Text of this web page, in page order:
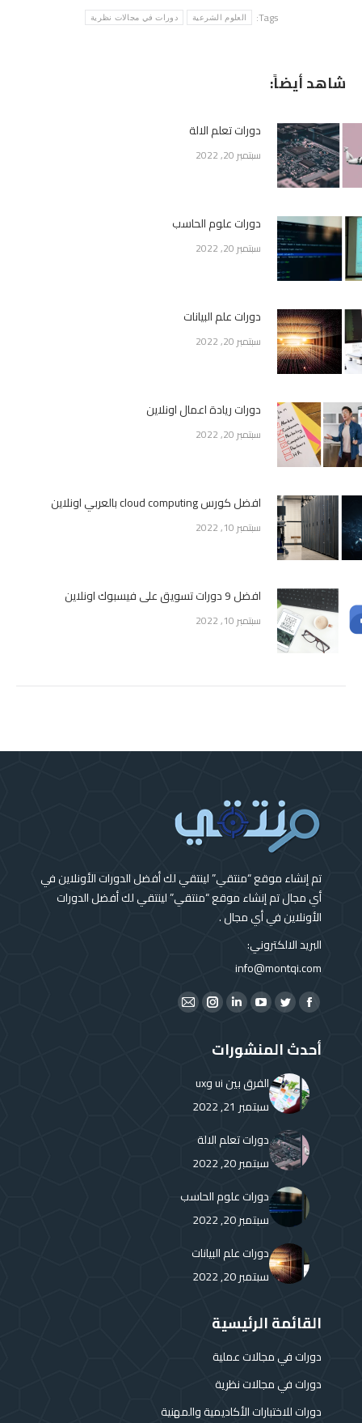
Tags:
العلوم الشرعية دورات في مجالات نظرية
شاهد أيضاً:
دورات تعلم الالة
سبتمبر 20, 2022
دورات علوم الحاسب
سبتمبر 20, 2022
دورات علم البيانات
سبتمبر 20, 2022
دورات ريادة اعمال اونلاين
سبتمبر 20, 2022
افضل كورس cloud computing بالعربي اونلاين
سبتمبر 10, 2022
افضل 9 دورات تسويق على فيسبوك اونلاين
سبتمبر 10, 2022
تم إنشاء موقع “منتقي” لينتقي لك أفضل الدورات الأونلاين في
أي مجال تم إنشاء موقع “منتقي” لينتقي لك أفضل الدورات
الأونلاين في أي مجال .
البريد الالكتروني:
info@montqi.com
Find us on:
Facebook
opens
in
new
window
Twitter
opens
in
new
window
YouTube
opens
in
new
window
Linkedin
opens
new
window
Instagram
opens
new
window
Mail
أحدث المنشورات
الفرق بين ui وux
سبتمبر 21, 2022
دورات تعلم الالة
سبتمبر 20, 2022
دورات علوم الحاسب
سبتمبر 20, 2022
دورات علم البيانات
سبتمبر 20, 2022
القائمة الرئيسية
دورات في مجالات عملية
دورات في مجالات نظرية
دورات للاختبارات الأكاديمية والمهنية